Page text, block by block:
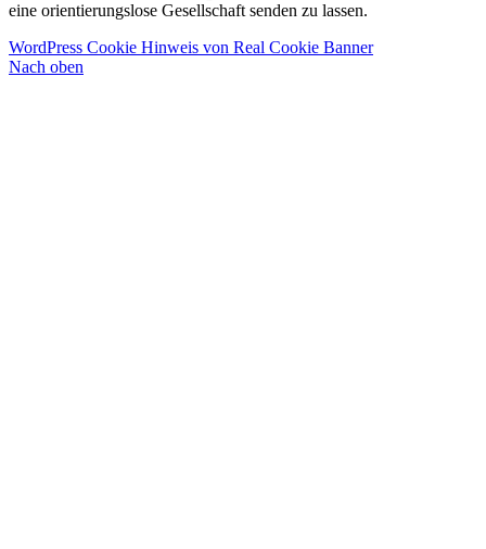
eine orientierungslose Gesellschaft senden zu lassen.
WordPress Cookie Hinweis von Real Cookie Banner
Nach oben